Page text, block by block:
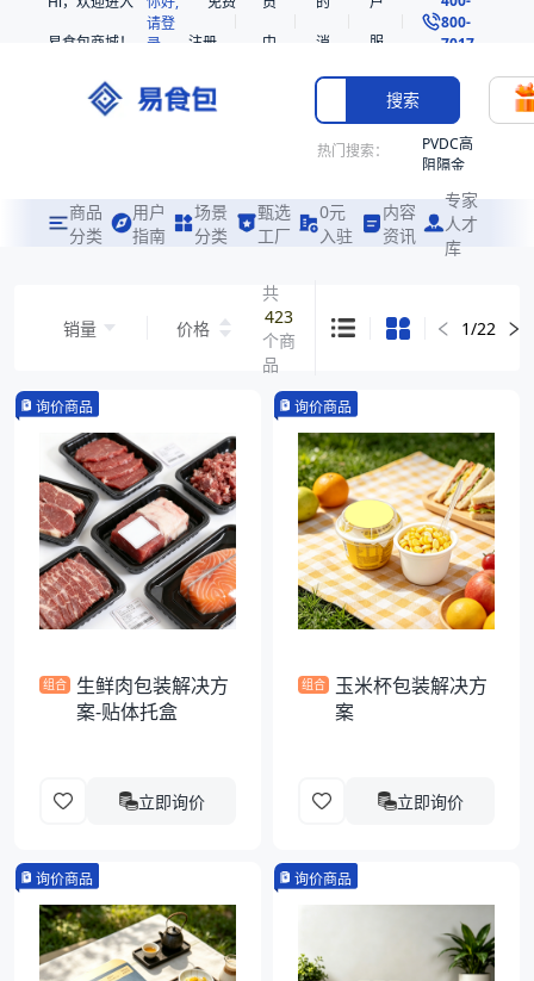
易食包商城！
请登
录
注册
中
消
息
服
务
800-
7017
搜索
热门搜索：
PVDC高
阻隔金
共挤热
收缩袋
非阻隔
共挤热
221330
SE53
热收缩
袋
拉伸膜
商品
分类
用户
指南
场景
分类
甄选
工厂
0元
入驻
内容
资讯
专家
人才
库
销量 价格
共
423
个商
品
1/22
询价商品
组合 生鲜肉包装解决方
案-贴体托盒
立即询价
询价商品
组合 玉米杯包装解决方
案
立即询价
询价商品 询价商品